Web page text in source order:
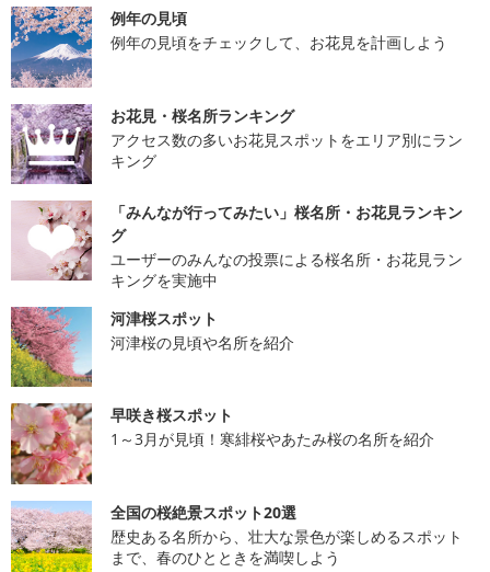
例年の見頃
例年の見頃をチェックして、お花見を計画しよう
お花見・桜名所ランキング
アクセス数の多いお花見スポットをエリア別にラン
キング
「みんなが行ってみたい」桜名所・お花見ランキン
グ
ユーザーのみんなの投票による桜名所・お花見ラン
キングを実施中
河津桜スポット
河津桜の見頃や名所を紹介
早咲き桜スポット
1～3月が見頃！寒緋桜やあたみ桜の名所を紹介
全国の桜絶景スポット20選
歴史ある名所から、壮大な景色が楽しめるスポット
まで、春のひとときを満喫しよう